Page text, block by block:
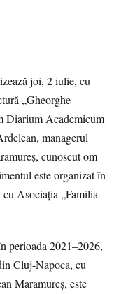
joi, 2 iulie, cu
„Gheorghe
Diarium Academicum
managerul
cunoscut om
este organizat în
Asociația „Familia
perioada 2021–2026,
Cluj-Napoca, cu
Maramureș, este